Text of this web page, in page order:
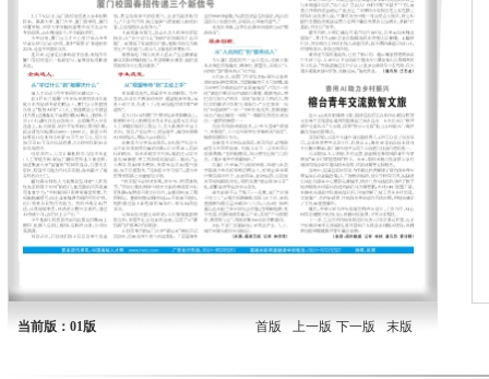
当前版：01版 首版 上一版 下一版 末版